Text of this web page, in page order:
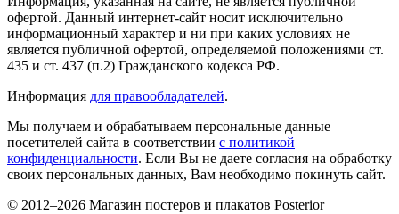
офертой. Данный интернет-сайт носит исключительно
информационный характер и ни при каких условиях не
является публичной офертой, определяемой положениями ст.
435 и ст. 437 (п.2) Гражданского кодекса РФ.
Информация для правообладателей.
Мы получаем и обрабатываем персональные данные
посетителей сайта в соответствии с политикой
конфиденциальности. Если Вы не даете согласия на обработку
своих персональных данных, Вам необходимо покинуть сайт.
© 2012–2026 Магазин постеров и плакатов Posterior